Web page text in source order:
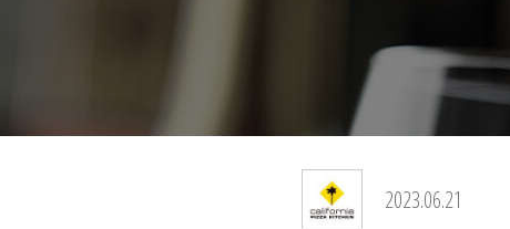
2023.06.21